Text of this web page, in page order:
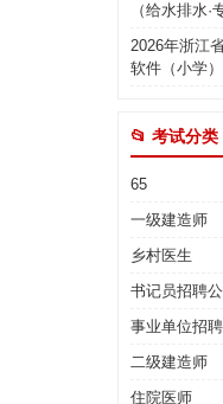
（给水排水
2026年浙江
软件（小学
📂 考试分类
65
一级建造师
乡村医生
书记员招聘
事业单位招
二级建造师
住院医师